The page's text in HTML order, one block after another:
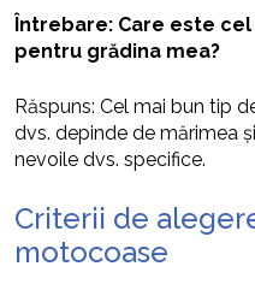
Întrebare: Care este
pentru grădina mea?
Răspuns: Cel mai bun tip
dvs. depinde de mărimea
nevoile dvs. specifice.
Criterii de
motocoase